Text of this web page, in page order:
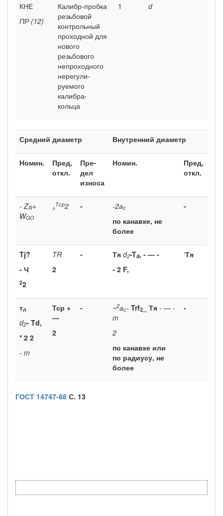
КНЕ
ПР (12)
Калибр-проб­ка
резьбовой
контрольный
проходной для
нового
резьбового
непроходно­го
нерегули­
руемого
калибра-
кольца
1 d
Средний диаметр Внутренний диаметр
Номин.
Пред,
откл.
Пре­
дел
износа
Номин.
Пред,
откл.
- ZR+
WGO
±
Тср2 - -2ас
по канавке, не
более
-
Tj?
- Ч
22
TR
2
- Тя d2-Td, - — -
- 2 F,
‘Тя
тл
d2- Td,
* 2 2
- m
Тср +
—
2
- ~2ас- Trf2 _ Тя - — -
m
2
по канавке или
по радиусу, не
более
-
ГОСТ 14747-88 С. 13